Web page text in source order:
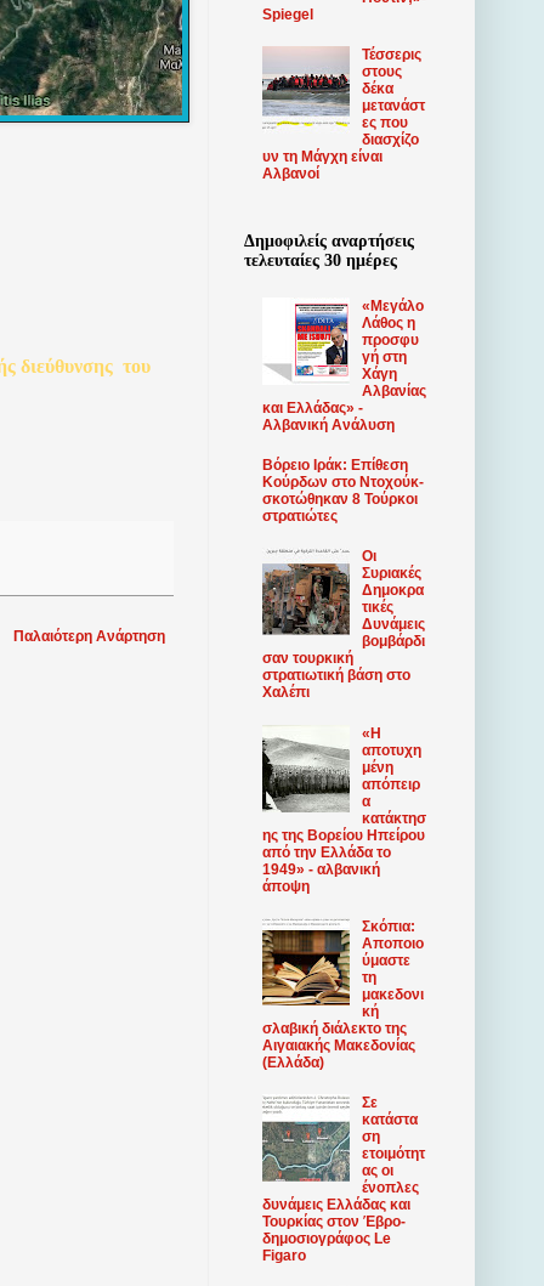
διεύθυνσης του
Παλαιότερη Ανάρτηση
Spiegel
Τέσσερις
στους
δέκα
μετανάστ
ες που
διασχίζο
υν τη Μάγχη είναι
Αλβανοί
Δημοφιλείς αναρτήσεις
τελευταίες 30 ημέρες
«Μεγάλο
Λάθος η
προσφυ
γή στη
Χάγη
Αλβανίας
και Ελλάδας» -
Αλβανική Ανάλυση
Βόρειο Ιράκ: Επίθεση
Κούρδων στο Ντοχούκ-
σκοτώθηκαν 8 Τούρκοι
στρατιώτες
Οι
Συριακές
Δημοκρα
τικές
Δυνάμεις
βομβάρδι
σαν τουρκική
στρατιωτική βάση στο
Χαλέπι
«Η
αποτυχη
μένη
απόπειρ
α
κατάκτησ
ης της Βορείου Ηπείρου
από την Ελλάδα το
1949» - αλβανική
άποψη
Σκόπια:
Αποποιο
ύμαστε
τη
μακεδονι
κή
σλαβική διάλεκτο της
Αιγαιακής Μακεδονίας
(Ελλάδα)
Σε
κατάστα
ση
ετοιμότητ
ας οι
ένοπλες
δυνάμεις Ελλάδας και
Τουρκίας στον Έβρο-
δημοσιογράφος Le
Figaro